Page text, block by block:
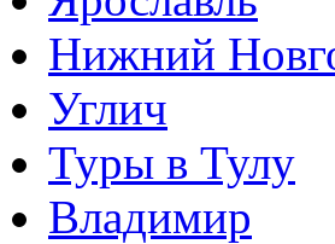
Нижний
Углич
Туры в Тулу
Владимир